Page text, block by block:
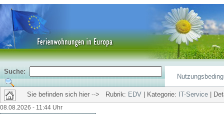
Suche:
Sie befinden sich hier --> Rubrik: EDV | Kategorie: IT-Service |
08.08.2026 - 11:44 Uhr